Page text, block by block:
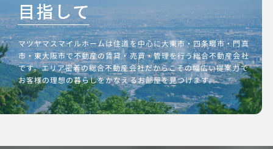
マツヤマスマイルホームは住道を中心に大東市・四条畷市・門真
市・東大阪市で不動産の賃貸・売買・管理を行う総合不動産会社
です。エリア密着の総合不動産会社だからこその幅広い提案力で
お客様の理想の暮らしをかなえるお部屋を見つけます。